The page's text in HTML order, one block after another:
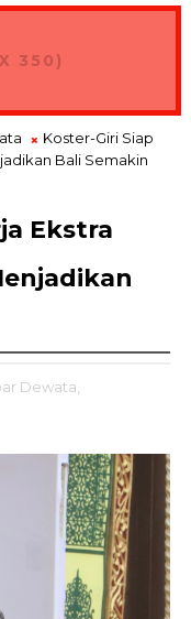
350)
Koster-Giri Siap
Bali Semakin
Ekstra
Dewata,